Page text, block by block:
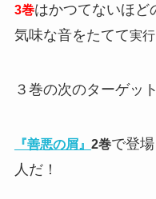
3巻はかつてないほど
気味な音をたてて実行
３巻の次のターゲット
『善悪の屑』 2巻で登
人だ！